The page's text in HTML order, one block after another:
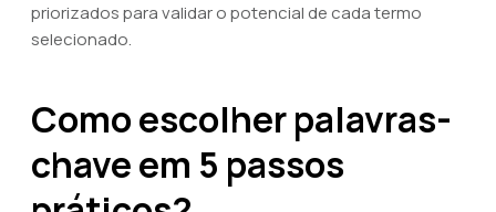
priorizados para validar o potencial de cada termo
selecionado.
Como escolher palavras-
chave em 5 passos